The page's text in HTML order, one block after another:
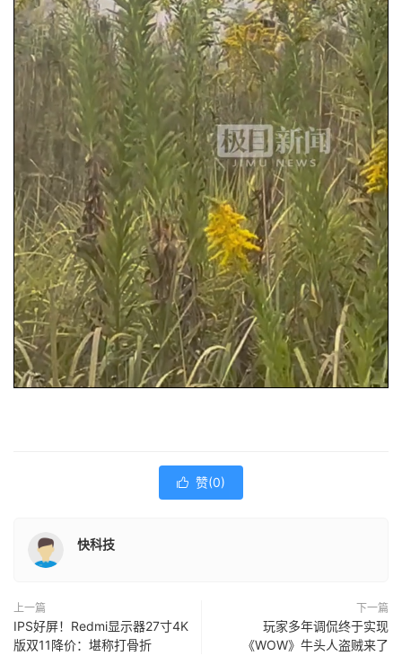
 赞(0)
快科技
上一篇
IPS好屏！Redmi显示器27寸4K
版双11降价：堪称打骨折
下一篇
玩家多年调侃终于实现
《WOW》牛头人盗贼来了